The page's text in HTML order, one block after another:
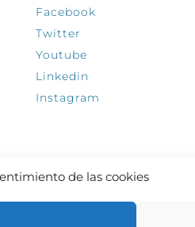
de las cookies
Facebook
Twitter
Youtube
Linkedin
Instagram